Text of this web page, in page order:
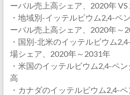
ーバル売上高シェア、2020年 VS
・地域別-イッテルビウム2,4-ペ
ーバル売上高シェア、2020年～
・国別-北米のイッテルビウム
場シェア、2020年～2031年
・米国のイッテルビウム2,4-ペ
高
・カナダのイッテルビウム2,4-